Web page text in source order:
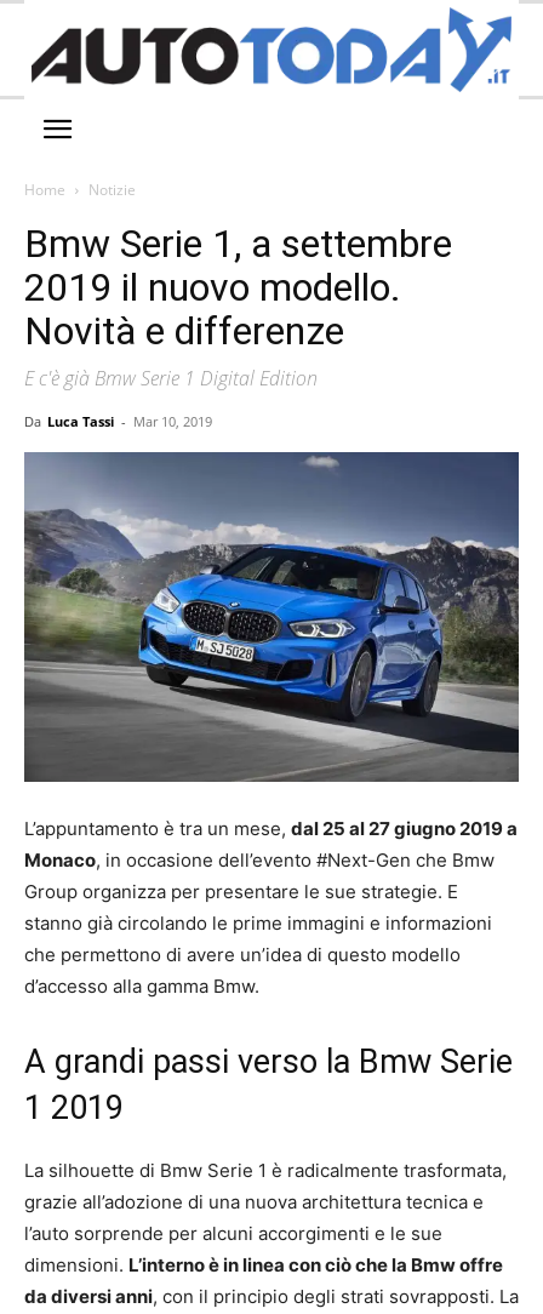
Home Notizie
Bmw Serie 1, a settembre
2019 il nuovo modello.
Novità e differenze
E c'è già Bmw Serie 1 Digital Edition
Da Luca Tassi - Mar 10, 2019
L’appuntamento è tra un mese, dal 25 al 27 giugno 2019 a
Monaco, in occasione dell’evento #Next-Gen che Bmw
Group organizza per presentare le sue strategie. E
stanno già circolando le prime immagini e informazioni
che permettono di avere un’idea di questo modello
d’accesso alla gamma Bmw.
A grandi passi verso la Bmw Serie
1 2019
La silhouette di Bmw Serie 1 è radicalmente trasformata,
grazie all’adozione di una nuova architettura tecnica e
l’auto sorprende per alcuni accorgimenti e le sue
dimensioni. L’interno è in linea con ciò che la Bmw offre
da diversi anni, con il principio degli strati sovrapposti. La